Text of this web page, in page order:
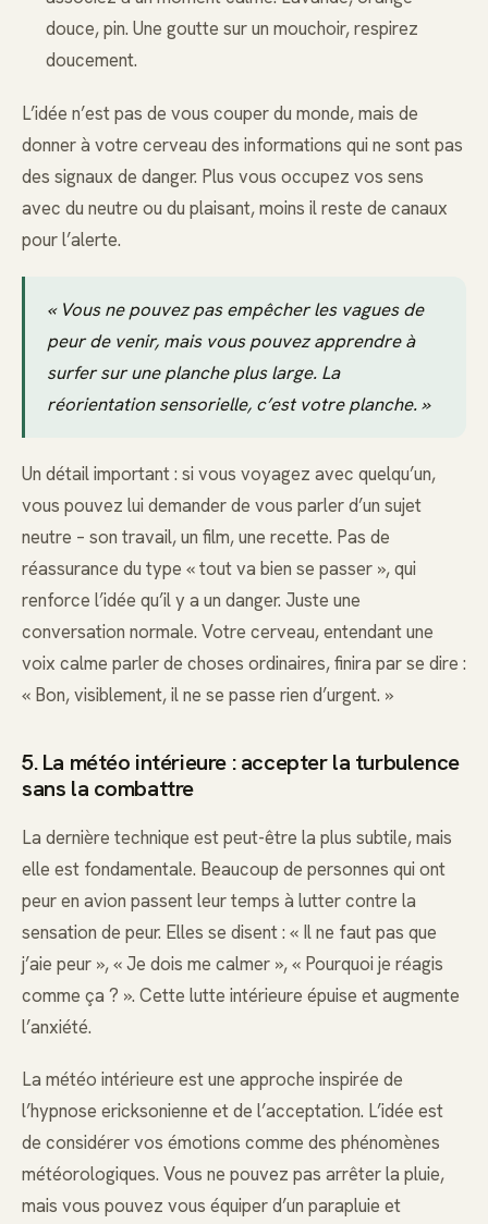
douce, pin. Une goutte sur un mouchoir, respirez
doucement.
L’idée n’est pas de vous couper du monde, mais de
donner à votre cerveau des informations qui ne sont pas
des signaux de danger. Plus vous occupez vos sens
avec du neutre ou du plaisant, moins il reste de canaux
pour l’alerte.
« Vous ne pouvez pas empêcher les vagues de
peur de venir, mais vous pouvez apprendre à
surfer sur une planche plus large. La
réorientation sensorielle, c’est votre planche. »
Un détail important : si vous voyagez avec quelqu’un,
vous pouvez lui demander de vous parler d’un sujet
neutre – son travail, un film, une recette. Pas de
réassurance du type « tout va bien se passer », qui
renforce l’idée qu’il y a un danger. Juste une
conversation normale. Votre cerveau, entendant une
voix calme parler de choses ordinaires, finira par se dire :
« Bon, visiblement, il ne se passe rien d’urgent. »
5. La météo intérieure : accepter la turbulence
sans la combattre
La dernière technique est peut-être la plus subtile, mais
elle est fondamentale. Beaucoup de personnes qui ont
peur en avion passent leur temps à lutter contre la
sensation de peur. Elles se disent : « Il ne faut pas que
j’aie peur », « Je dois me calmer », « Pourquoi je réagis
comme ça ? ». Cette lutte intérieure épuise et augmente
l’anxiété.
La météo intérieure est une approche inspirée de
l’hypnose ericksonienne et de l’acceptation. L’idée est
de considérer vos émotions comme des phénomènes
météorologiques. Vous ne pouvez pas arrêter la pluie,
mais vous pouvez vous équiper d’un parapluie et